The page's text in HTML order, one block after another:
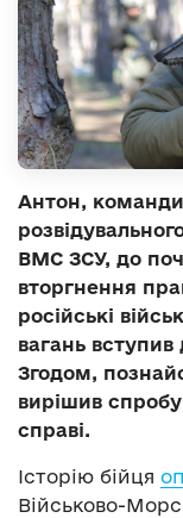
Антон,
ВМС ЗСУ, до
вторгнення
російські
вагань вступив
Згодом,
вирішив
справі.
Історію бійця
Військово-